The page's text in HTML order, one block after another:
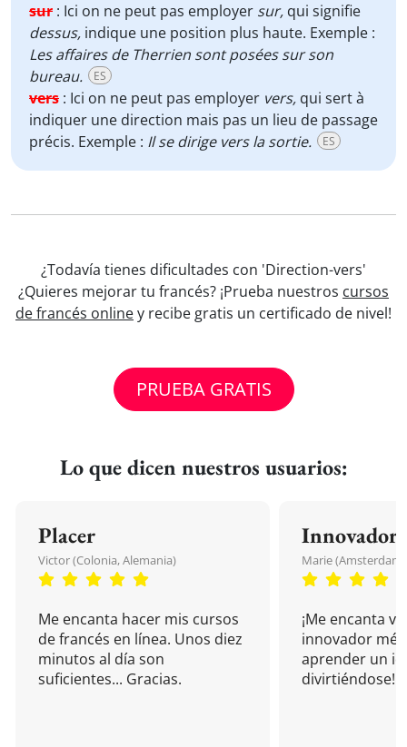
sur : Ici on ne peut pas employer sur, qui signifie
dessus, indique une position plus haute. Exemple :
Les affaires de Therrien sont posées sur son
bureau.
ES
vers : Ici on ne peut pas employer vers, qui sert à
indiquer une direction mais pas un lieu de passage
précis. Exemple : Il se dirige vers la sortie. ES
¿Todavía tienes dificultades con 'Direction-vers'
¿Quieres mejorar tu francés? ¡Prueba nuestros cursos
de francés onliney recibe gratis un certificado de nivel!
PRUEBA GRATIS
Lo que dicen nuestros usuarios:
Placer
Victor (Colonia, Alemania)
Me encanta hacer mis cursos
de francés en línea. Unos diez
minutos al día son
suficientes... Gracias.
Innovador
Marie (Amsterdam,
¡Me encanta
innovador
aprender un
divirtiéndose!